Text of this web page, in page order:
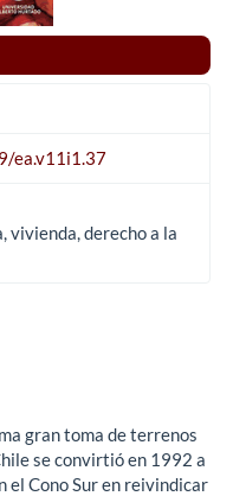
ea.v11i1.37
vivienda, derecho a la
gran toma de terrenos
se convirtió en 1992 a
el Cono Sur en reivindicar